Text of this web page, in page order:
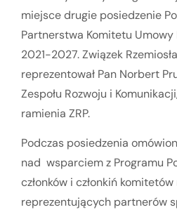
miejsce drugie posiedzenie
Partnerstwa Komitetu
2021-2027. Związek
reprezentował Pan Norbert
Zespołu Rozwoju i
ramienia ZRP.
Podczas posiedzenia
nad wsparciem z Programu
członków i członkiń
reprezentujących partnerów